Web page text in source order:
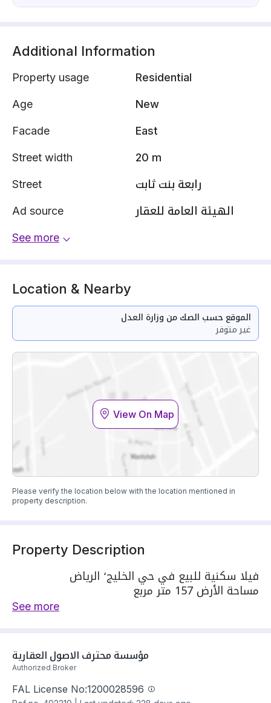
Additional Information
Property usage Residential
Age New
Facade East
Street width 20 m
Street رابعة بنت ثابت
Ad source الهيئة العامة للعقار
See more
Location & Nearby
الموقع حسب الصك من وزارة العدل
غير متوفر
View On Map
Please verify the location below with the location mentioned in
property description.
Property Description
فيلا سكنية للبيع في حي الخليج٬ الرياض
مساحة الأرض 157 متر مربع
See more
مؤسسة محترف الاصول العقارية
Authorized Broker
FAL License No:1200028596